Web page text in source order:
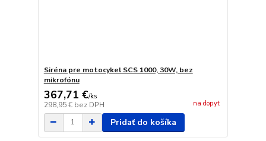
Siréna pre motocykel SCS 1000, 30W, bez
mikrofónu
367,71 €/ks
298,95 € bez DPH na dopyt
Pridať do košíka